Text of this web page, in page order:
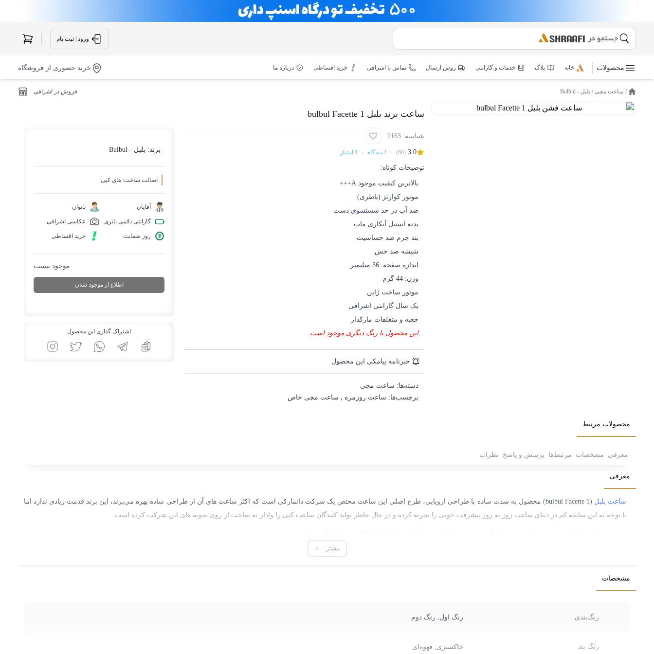
ورود | ثبت نام
محصولات خانه بلاگ خدمات و گارانتی روش ارسال تماس با اشرافی خرید اقساطی درباره ما خرید حضوری از فروشگاه
/ ساعت مچی/ بلبل - Bulbul فروش در اشرافی
ساعت برند بلبل bulbul Facette 1
شناسه: 2163
3.0
(60) 2 دیدگاه 1 امتیاز
توضیحات کوتاه:
بالاترین کیفیت موجود A+++
موتور کوارتز (باطری)
ضد آب در حد شستشوى دست
بدنه استیل آبکاری مات
بند چرم ضد حساسیت
شیشه ضد خش
اندازه صفحه: 36 میلیمتر
وزن: 44 گرم
موتور ساخت ژاپن
یک سال گارانتی اشرافی
جعبه و متعلقات مارکدار
این محصول با رنگ دیگری موجود است.
خبرنامه پیامکی این محصول
دسته‌ها: ساعت مچی
برچسب‌ها: ساعت روزمره , ساعت مچی خاص
برند: بلبل - Bulbul
اصالت ساخت: های کپی
آقایان بانوان
گارانتی دائمی باتری عکاسی اشرافی
روز ضمانت خرید اقساطی
موجود نیست
اطلاع از موجود شدن
اشتراک گذاری این محصول
معرفی مشخصات مرتبط‌ها پرسش و پاسخ نظرات
معرفی
ساعت بلبل
(bulbul Facette 1) محصول به شدت ساده با طراحی اروپایی، طرح اصلی این ساعت مختص یک شرکت دانمارکی است که اکثر ساعت ‌های آن از طراحی ساده بهره می‌برند، این برند قدمت زیادی ندارد اما
با توجه به این سابقه کم در دنیای ساعت روز به روز پیشرفت خوبی را تجربه کرده و در حال حاظر تولید کنندگان ساعت کپی را وادار به ساخت از روی نمونه ‌های این شرکت کرده است.
bulbul عرضه شده در اشرافی دارای بدنه استیل است که سطح آن با آبکاری مات پوشش داده شده و از دوام رنگ بالایی برخوردار می‌باشد، بند این ساعت از جنس طرح چرم ضد حساسیت و شیشه آن تا
ساعت بند چرم
بیشتر
مشخصات
رنگ‌بندی رنگ اول, رنگ دوم
رنگ بند خاکستری, قهوه‌ای
محصولات مرتبط